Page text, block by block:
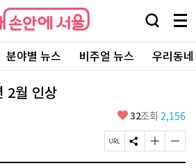
검
창
열
기
메
뉴
전
체
보
분야별 뉴스 비주얼 뉴스 우리동
2월 인상
좋
요
32조회 2,156
페
이
S
N
글
자
글
자